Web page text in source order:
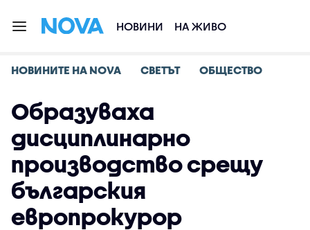
НОВИНИ НА ЖИВО
НОВИНИТЕ НА NOVA СВЕТЪТ ОБЩЕСТВО
Образуваха
дисциплинарно
производство срещу
българския
европрокурор